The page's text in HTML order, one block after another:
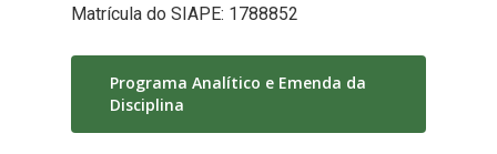
Matrícula do SIAPE: 1788852
Programa Analítico e Emenda da
Disciplina